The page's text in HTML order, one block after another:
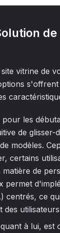
de
vitrine de
pour les
de glisser-
modèles.
certains
matière de
permet
centrés, ce
des
à lui, est